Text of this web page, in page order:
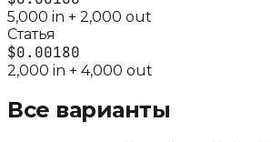
5,000 in + 2,000 out
Статья
$0.00180
2,000 in + 4,000 out
Все варианты